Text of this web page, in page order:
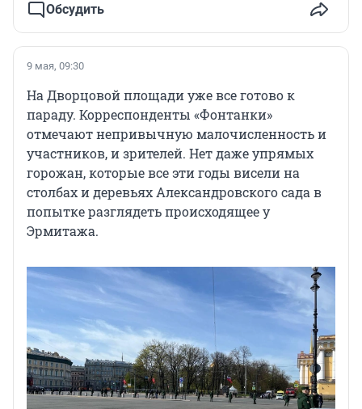
Обсудить
9 мая, 09:30
На Дворцовой площади уже все готово к
параду. Корреспонденты «Фонтанки»
отмечают непривычную малочисленность и
участников, и зрителей. Нет даже упрямых
горожан, которые все эти годы висели на
столбах и деревьях Александровского сада в
попытке разглядеть происходящее у
Эрмитажа.